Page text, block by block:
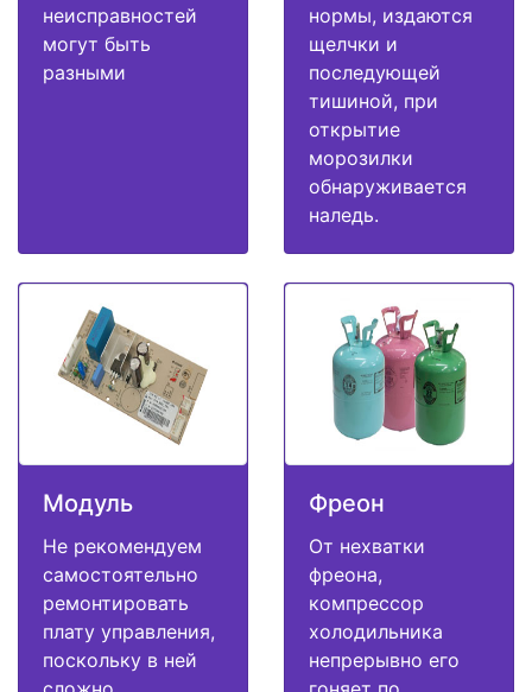
неисправностей
могут быть
разными
нормы, издаются
щелчки и
последующей
тишиной, при
открытие
морозилки
обнаруживается
наледь.
Модуль
Не рекомендуем
самостоятельно
ремонтировать
плату управления,
поскольку в ней
Фреон
От нехватки
фреона,
компрессор
холодильника
непрерывно его